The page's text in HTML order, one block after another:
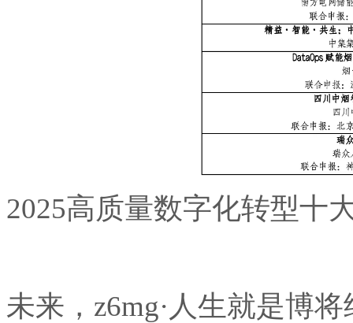
2025高质量数字化转型十
未来，z6mg·人生就是博